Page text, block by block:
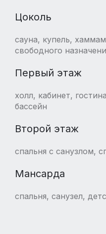
Цоколь
сауна, купель,
свободного
Первый этаж
холл, кабинет,
бассейн
Второй этаж
спальня с санузлом,
Мансарда
спальня, санузел,